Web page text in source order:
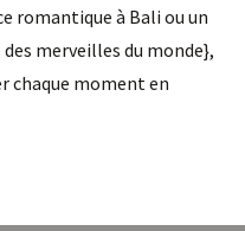
romantique à Bali ou un
merveilles du monde},
chaque moment en